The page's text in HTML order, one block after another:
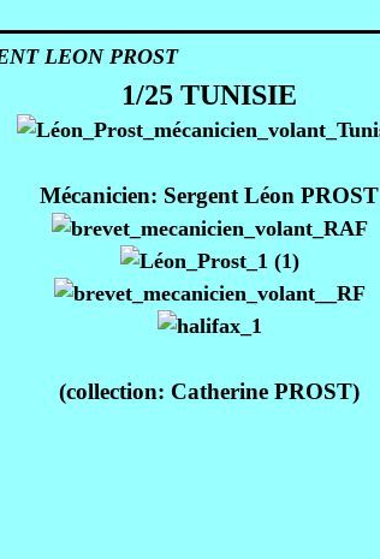
LEON PROST
1/25 TUNISIE
Mécanicien: Sergent Léon PROST
(collection: Catherine PROST)